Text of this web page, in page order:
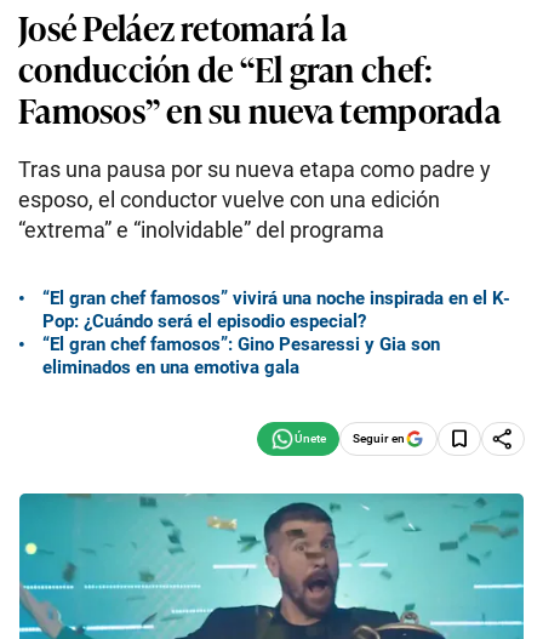
José Peláez retomará la
conducción de “El gran chef:
Famosos” en su nueva temporada
Tras una pausa por su nueva etapa como padre y
esposo, el conductor vuelve con una edición
“extrema” e “inolvidable” del programa
“El gran chef famosos” vivirá una noche inspirada en el K-
Pop: ¿Cuándo será el episodio especial?
“El gran chef famosos”: Gino Pesaressi y Gia son
eliminados en una emotiva gala
Seguir en